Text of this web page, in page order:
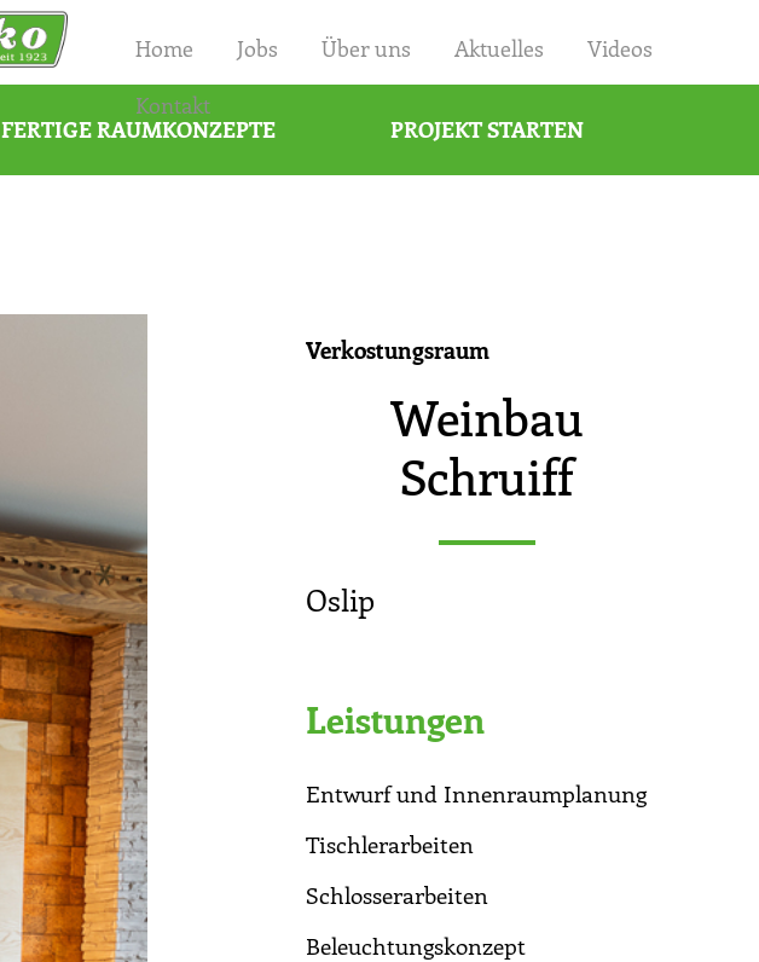
Home Jobs Über uns Aktuelles
Videos
Kontakt
×
FERTIGE RAUMKONZEPTE PROJEKT STARTEN
Verkostungsraum
Weinbau
Schruiff
Oslip
Leistungen
Entwurf und Innenraumplanung
Tischlerarbeiten
Schlosserarbeiten
Beleuchtungskonzept